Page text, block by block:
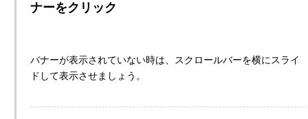
ナーをクリック
バナーが表示されていない時は、スクロールバーを横にスライ
ドして表示させましょう。